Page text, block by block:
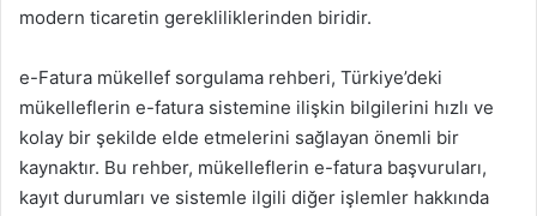
modern ticaretin gerekliliklerinden biridir.
e-Fatura mükellef sorgulama rehberi, Türkiye’deki
mükelleflerin e-fatura sistemine ilişkin bilgilerini hızlı ve
kolay bir şekilde elde etmelerini sağlayan önemli bir
kaynaktır. Bu rehber, mükelleflerin e-fatura başvuruları,
kayıt durumları ve sistemle ilgili diğer işlemler hakkında